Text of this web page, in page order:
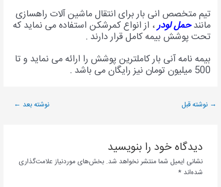
تیم متخصص انی بار برای انتقال ماشین آلات راهسازی
مانندحمل لودر، از انواع کمرشکن استفاده می نماید که
تحت پوشش بیمه کامل قرار دارند .
بیمه نامه آنی بار کاملترین پوشش را ارائه می نماید و تا
500 میلیون تومان نیز رایگان می باشد .
→ نوشته قبل نوشته بعد ←
دیدگاه‌ خود را بنویسید
نشانی ایمیل شما منتشر نخواهد شد. بخش‌های موردنیاز علامت‌گذاری
شده‌اند *